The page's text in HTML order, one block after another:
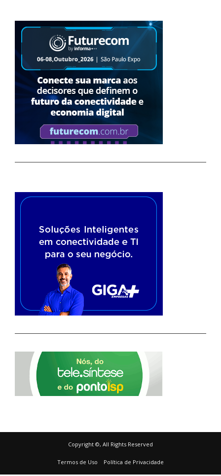
Copyright ©, All Rights Reserved
Termos de Uso Política de Privacidade